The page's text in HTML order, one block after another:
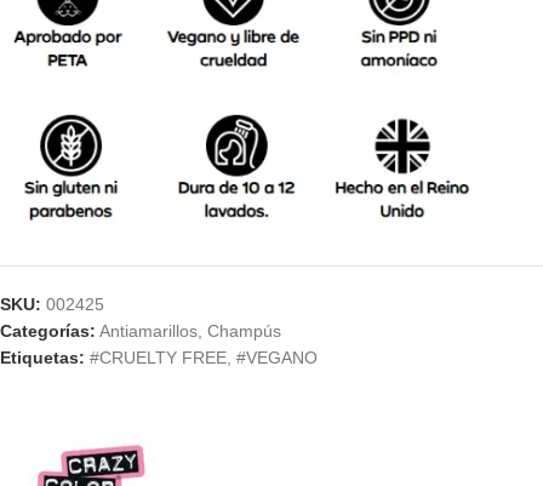
SKU: 002425
Categorías: Antiamarillos, Champús
Etiquetas: #CRUELTY FREE, #VEGANO